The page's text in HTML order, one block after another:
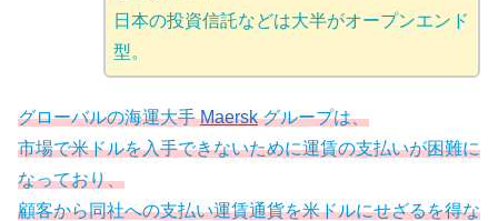
日本の投資信託などは大半がオープンエンド
型。
グローバルの海運大手Maerskグループは、
市場で米ドルを入手できないために運賃の支払いが困難に
なっており、
顧客から同社への支払い運賃通貨を米ドルにせざるを得な